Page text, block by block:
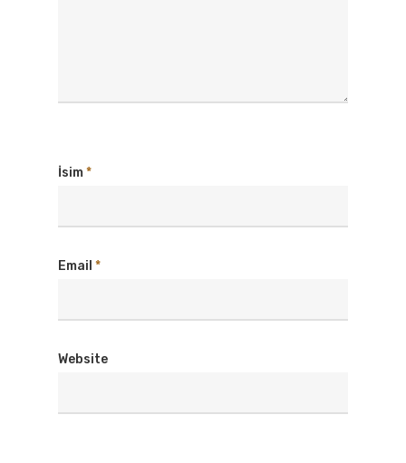
İsim *
Email *
Website